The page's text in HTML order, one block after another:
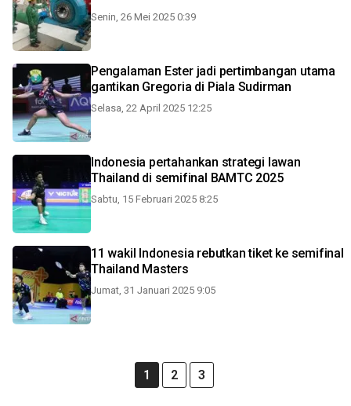
Senin, 26 Mei 2025 0:39
Pengalaman Ester jadi pertimbangan utama
gantikan Gregoria di Piala Sudirman
Selasa, 22 April 2025 12:25
Indonesia pertahankan strategi lawan
Thailand di semifinal BAMTC 2025
Sabtu, 15 Februari 2025 8:25
11 wakil Indonesia rebutkan tiket ke semifinal
Thailand Masters
Jumat, 31 Januari 2025 9:05
1 2 3